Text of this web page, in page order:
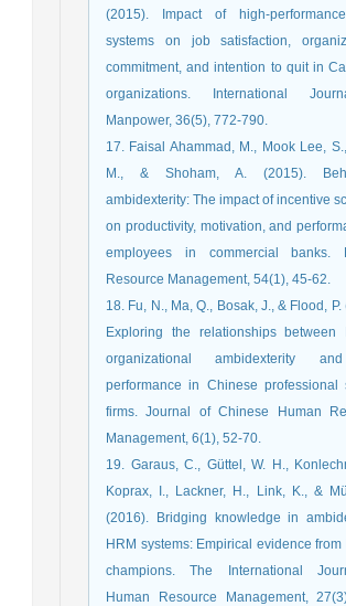
(2015). Impact of high-
systems on job satisfaction,
commitment, and intention to quit in
organizations. International
Manpower, 36(5), 772-790.
17. Faisal Ahammad, M., Mook Lee,
M., & Shoham, A. (2015).
ambidexterity: The impact of incentive
on productivity, motivation, and
employees in commercial banks.
Resource Management, 54(1), 45-62.
18. Fu, N., Ma, Q., Bosak, J., & Flood,
Exploring the relationships between
organizational ambidexterity
performance in Chinese professional
firms. Journal of Chinese Human
Management, 6(1), 52-70.
19. Garaus, C., Güttel, W. H.,
Koprax, I., Lackner, H., Link, K., &
(2016). Bridging knowledge in
HRM systems: Empirical evidence from
champions. The International
Human Resource Management,